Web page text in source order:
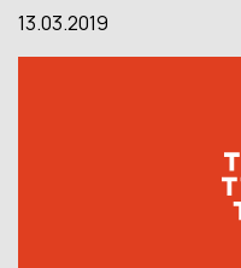
13.03.2019